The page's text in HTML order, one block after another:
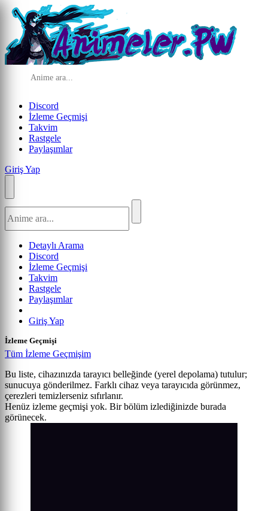
Discord
İzleme Geçmişi
Takvim
Rastgele
Paylaşımlar
Giriş Yap
Detaylı Arama
Discord
İzleme Geçmişi
Takvim
Rastgele
Paylaşımlar
Giriş Yap
İzleme Geçmişi
Tüm İzleme Geçmişim
Bu liste, cihazınızda tarayıcı belleğinde (yerel depolama) tutulur;
sunucuya gönderilmez. Farklı cihaz veya tarayıcıda görünmez,
çerezleri temizlerseniz sıfırlanır.
Henüz izleme geçmişi yok. Bir bölüm izlediğinizde burada
görünecek.